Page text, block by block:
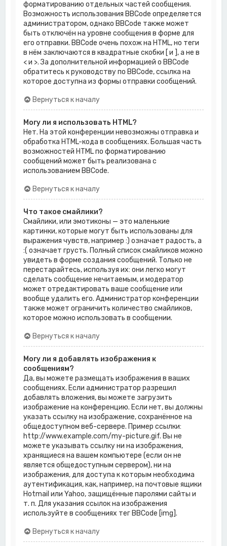
форматированию отдельных частей сообщения.
Возможность использования BBCode определяется
администратором, однако BBCode также может
быть отключён на уровне сообщения в форме для
его отправки. BBCode очень похож на HTML, но теги
в нём заключаются в квадратные скобки [ и ], а не в
< и >. За дополнительной информацией о BBCode
обратитесь к руководству по BBCode, ссылка на
которое доступна из формы отправки сообщений.
Вернуться к началу
Могу ли я использовать HTML?
Нет. На этой конференции невозможны отправка и
обработка HTML-кода в сообщениях. Большая часть
возможностей HTML по форматированию
сообщений может быть реализована с
использованием BBCode.
Вернуться к началу
Что такое смайлики?
Смайлики, или эмотиконы — это маленькие
картинки, которые могут быть использованы для
выражения чувств, например :) означает радость, а
:( означает грусть. Полный список смайликов можно
увидеть в форме создания сообщений. Только не
перестарайтесь, используя их: они легко могут
сделать сообщение нечитаемым, и модератор
может отредактировать ваше сообщение или
вообще удалить его. Администратор конференции
также может ограничить количество смайликов,
которое можно использовать в сообщении.
Вернуться к началу
Могу ли я добавлять изображения к
сообщениям?
Да, вы можете размещать изображения в ваших
сообщениях. Если администратор разрешил
добавлять вложения, вы можете загрузить
изображение на конференцию. Если нет, вы должны
указать ссылку на изображение, сохранённое на
общедоступном веб-сервере. Пример ссылки:
http://www.example.com/my-picture.gif. Вы не
можете указывать ссылку ни на изображения,
хранящиеся на вашем компьютере (если он не
является общедоступным сервером), ни на
изображения, для доступа к которым необходима
аутентификация, как, например, на почтовые ящики
Hotmail или Yahoo, защищённые паролями сайты и
т. п. Для указания ссылок на изображения
используйте в сообщениях тег BBCode [img].
Вернуться к началу